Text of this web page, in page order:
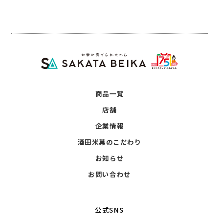
商品一覧
店舗
企業情報
酒田米菓のこだわり
お知らせ
お問い合わせ
公式SNS